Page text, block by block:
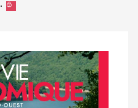
Cet
aux
abonnés